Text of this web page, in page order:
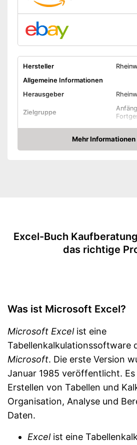
Hersteller
Allgemeine Informationen
Herausgeber
Zielgruppe
Weitere Eigenschaften
6.2 x
Mehr Informationen
Amazon
Excel-Buch
das richtige
Was ist Microsoft Excel?
Microsoft Excelist eine
Tabellenkalkulationssoftware
Microsoft. Die erste Version
Januar 1985 veröffentlicht.
Erstellen von Tabellen und
Organisation, Analyse und
Daten.
Excelist eine